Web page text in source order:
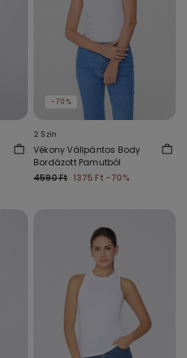
-70%
2 Szín
Vékony Vállpántos Body
Bordázott Pamutból
4590 Ft 1375 Ft -70%